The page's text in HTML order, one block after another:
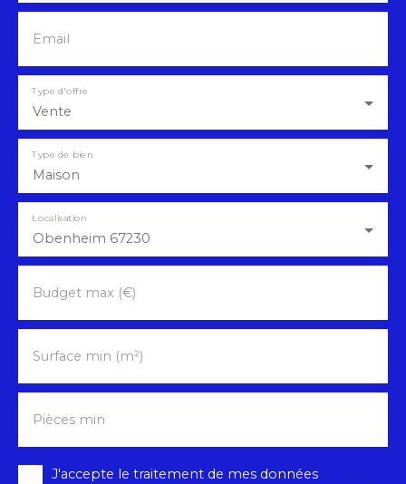
Email
Vente
Type d'offre
Maison
Type de bien
Obenheim 67230
Localisation
Budget max (€)
Surface min (m²)
Pièces min
J'accepte le traitement de mes données